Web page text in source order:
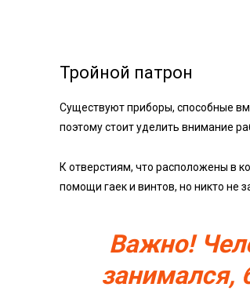
Тройной патрон
Существуют приборы, способные
поэтому стоит уделить внимание
К отверстиям, что расположены в
помощи гаек и винтов, но никто не
Важно!
занимался,